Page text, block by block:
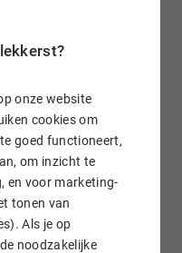
onze website
cookies om
goed functioneert,
om inzicht te
en voor marketing-
tonen van
Als je op
noodzakelijke
plugins voor
plugin controleert
eruitzien als spam.
in de Admin-
in onder andere
en registraties, en
bereiken. Alle